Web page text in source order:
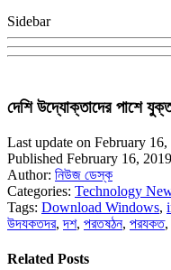
Sidebar
দেশি উদ্যোক্তাদের পাশে
Last update on February 16,
Published February 16, 2019
Author: নিউজ ডেস্ক
Categories: Technology
Tags: Download Windows,
উদযকতদর,দশ, পরতষঠন, পরযকত,
Related Posts